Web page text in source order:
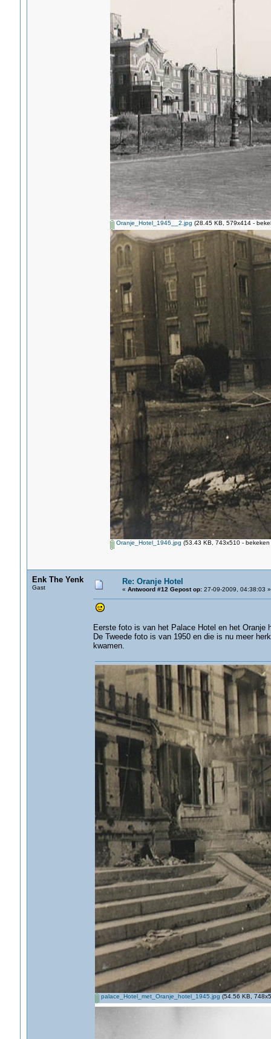
Oranje_Hotel_1945__2.jpg (28.45 KB, 579x414 -
Oranje_Hotel_1946.jpg (53.43 KB, 743x510 - bekeken
Enk The Yenk
Gast
Re: Oranje Hotel
« Antwoord #12 Gepost op:27-09-2009, 04:38:03 »
Eerste foto is van het Palace Hotel en het Oranje
De Tweede foto is van 1950 en die is nu meer
kwamen.
palace_Hotel_met_Oranje_hotel_1945.jpg (54.56 KB,